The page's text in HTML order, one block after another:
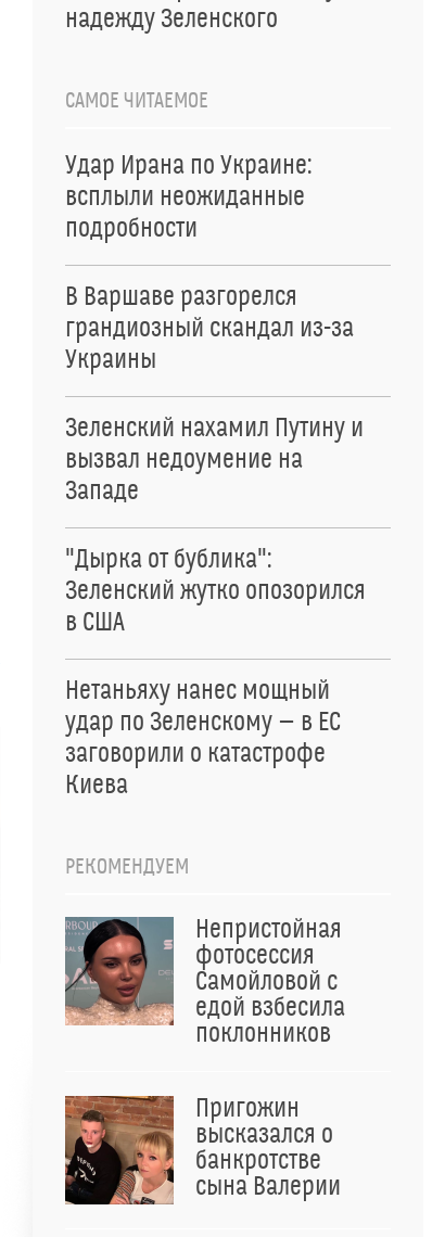
надежду Зеленского
САМОЕ ЧИТАЕМОЕ
Удар Ирана по Украине:
всплыли неожиданные
подробности
В Варшаве разгорелся
грандиозный скандал из-за
Украины
Зеленский нахамил Путину и
вызвал недоумение на
Западе
"Дырка от бублика":
Зеленский жутко опозорился
в США
Нетаньяху нанес мощный
удар по Зеленскому — в ЕС
заговорили о катастрофе
Киева
РЕКОМЕНДУЕМ
Непристойная
фотосессия
Самойловой с
едой взбесила
поклонников
Пригожин
высказался о
банкротстве
сына Валерии